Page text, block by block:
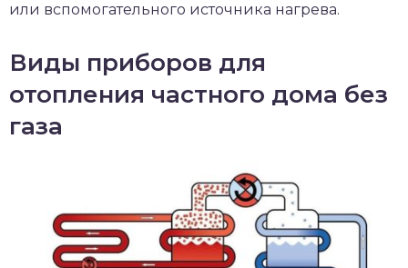
или вспомогательного источника нагрева.
Виды приборов для
отопления частного дома без
газа